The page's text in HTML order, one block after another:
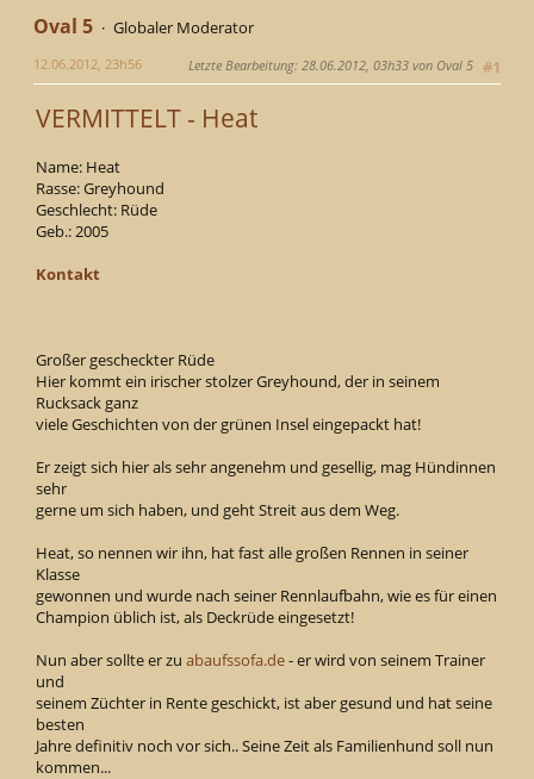
Oval 5
Globaler Moderator
#1
12.06.2012, 23h56 Letzte Bearbeitung: 28.06.2012, 03h33 von Oval 5
VERMITTELT - Heat
Name: Heat
Rasse: Greyhound
Geschlecht: Rüde
Geb.: 2005
Kontakt
Großer gescheckter Rüde
Hier kommt ein irischer stolzer Greyhound, der in seinem
Rucksack ganz
viele Geschichten von der grünen Insel eingepackt hat!
Er zeigt sich hier als sehr angenehm und gesellig, mag Hündinnen
sehr
gerne um sich haben, und geht Streit aus dem Weg.
Heat, so nennen wir ihn, hat fast alle großen Rennen in seiner
Klasse
gewonnen und wurde nach seiner Rennlaufbahn, wie es für einen
Champion üblich ist, als Deckrüde eingesetzt!
Nun aber sollte er zu abaufssofa.de- er wird von seinem Trainer
und
seinem Züchter in Rente geschickt, ist aber gesund und hat seine
besten
Jahre definitiv noch vor sich.. Seine Zeit als Familienhund soll nun
kommen...